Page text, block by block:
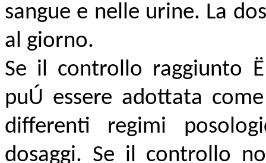
sangue e nelle urine. La
al giorno.
Se il controllo raggiunto
puÚ essere adottata
differenti regimi
dosaggi. Se il controllo